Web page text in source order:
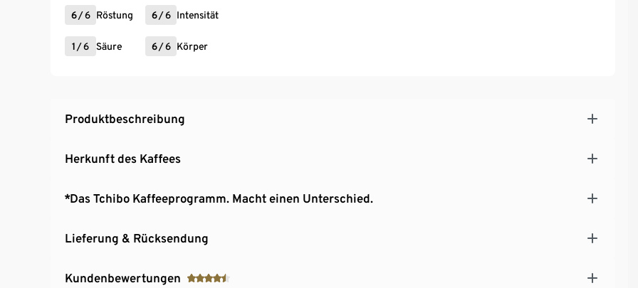
6 /6 Röstung 6 /6 Intensität
1 /6 Säure 6 /6 Körper
Produktbeschreibung
Herkunft des Kaffees
*Das Tchibo Kaffeeprogramm. Macht einen Unterschied.
Lieferung & Rücksendung
Kundenbewertungen